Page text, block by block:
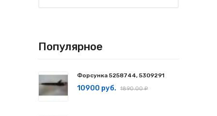
Популярное
Форсунка 5258744, 5309291
10900 руб. 1890.00 ₽